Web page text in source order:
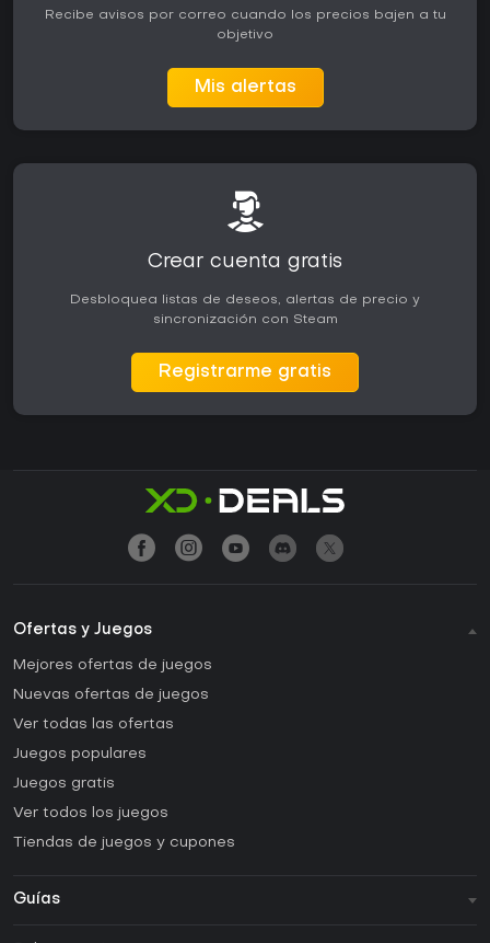
Recibe avisos por correo cuando los precios bajen a tu
objetivo
Mis alertas
Crear cuenta gratis
Desbloquea listas de deseos, alertas de precio y
sincronización con Steam
Registrarme gratis
Ofertas y Juegos
Mejores ofertas de juegos
Nuevas ofertas de juegos
Ver todas las ofertas
Juegos populares
Juegos gratis
Ver todos los juegos
Tiendas de juegos y cupones
Guías